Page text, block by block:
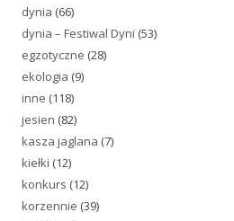
dynia (66)
dynia – Festiwal Dyni (53)
egzotyczne (28)
ekologia (9)
inne (118)
jesien (82)
kasza jaglana (7)
kiełki (12)
konkurs (12)
korzennie (39)